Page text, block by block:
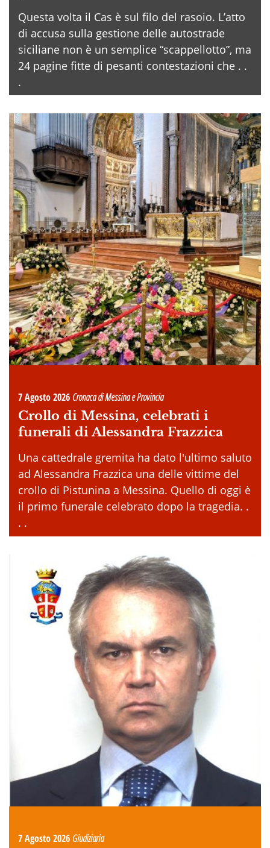
Questa volta il Cas è sul filo del rasoio. L’atto
di accusa sulla gestione delle autostrade
siciliane non è un semplice “scappellotto”, ma
24 pagine fitte di pesanti contestazioni che . .
.
7 Agosto 2026 Cronaca di Messina e Provincia
Crollo di Messina, celebrati i
funerali di Alessandra Frazzica
Una cattedrale gremita ha dato l'ultimo saluto
ad Alessandra Frazzica una delle vittime del
crollo di Pistunina a Messina. Quello di oggi è
il primo funerale celebrato dopo la tragedia. .
. .
7 Agosto 2026 Giudiziaria